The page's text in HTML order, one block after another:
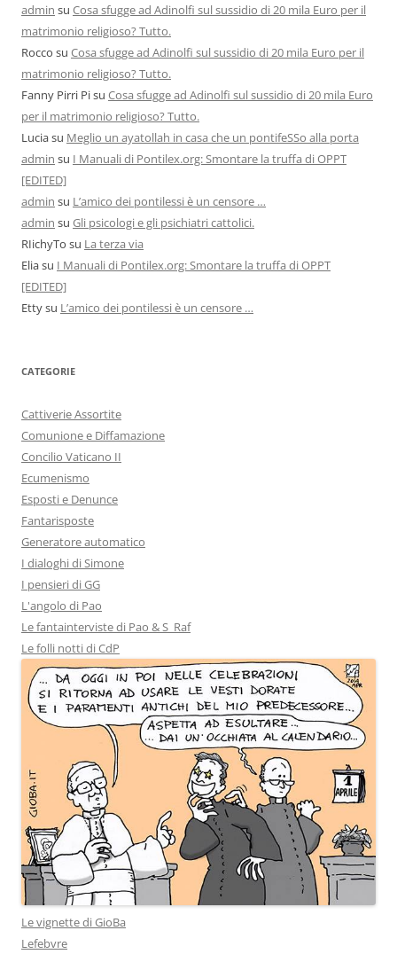
admin su Cosa sfugge ad Adinolfi sul sussidio di 20 mila Euro per il
matrimonio religioso? Tutto.
Rocco su Cosa sfugge ad Adinolfi sul sussidio di 20 mila Euro per il
matrimonio religioso? Tutto.
Fanny Pirri Pisu Cosa sfugge ad Adinolfi sul sussidio di 20 mila Euro
per il matrimonio religioso? Tutto.
Luciasu Meglio un ayatollah in casa che un pontifeSSo alla porta
admin su I Manuali di Pontilex.org: Smontare la truffa di OPPT
[EDITED]
admin su L’amico dei pontilessi è un censore …
admin su Gli psicologi e gli psichiatri cattolici.
RIichyTo su La terza via
Eliasu I Manuali di Pontilex.org: Smontare la truffa di OPPT
[EDITED]
Ettysu L’amico dei pontilessi è un censore …
CATEGORIE
Cattiverie Assortite
Comunione e Diffamazione
Concilio Vaticano II
Ecumenismo
Esposti e Denunce
Fantarisposte
Generatore automatico
I dialoghi di Simone
I pensieri di GG
L'angolo di Pao
Le fantainterviste di Pao & S_Raf
Le folli notti di CdP
Le vignette di GioBa
Lefebvre